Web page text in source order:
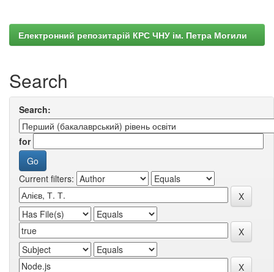
Електронний репозитарій КРС ЧНУ ім. Петра Могили
Search
Search:
for
Current filters: